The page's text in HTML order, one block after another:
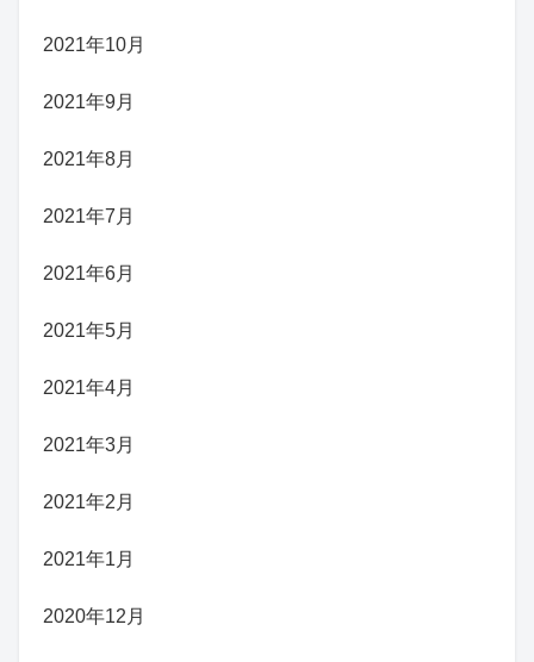
2021年10月
2021年9月
2021年8月
2021年7月
2021年6月
2021年5月
2021年4月
2021年3月
2021年2月
2021年1月
2020年12月